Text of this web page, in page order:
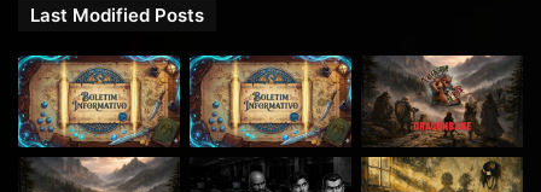
Last Modified Posts